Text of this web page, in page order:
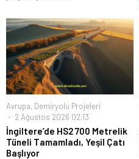
Avrupa, Demiryolu Projeleri
2 Ağustos 2026 02:13
İngiltere’de HS2 700 Metrelik
Tüneli Tamamladı, Yeşil Çatı
Başlıyor